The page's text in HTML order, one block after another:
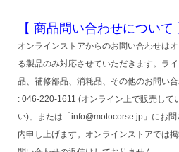
【 商品問い合わせについて
オンラインストアからのお問い合わせは
る製品のみ対応させていただきます。ラ
品、補修部品、消耗品、その他のお問い
: 046-220-1611 (オンライン上で販売して
い)」または「info@motocorse.jp」にお
内申し上げます。オンラインストアでは